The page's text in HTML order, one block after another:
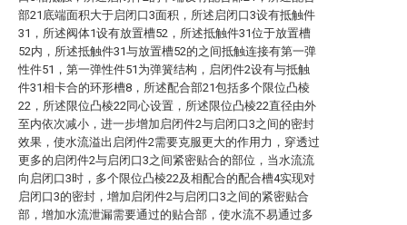
部21底端面积大于启闭口3面积，所述启闭口3设有抵触件
31，所述阀体1设有放置槽52，所述抵触件31位于放置槽
52内，所述抵触件31与放置槽52的之间抵触连接有第一弹
性件51，第一弹性件51为弹簧结构，启闭件2设有与抵触
件31相卡合的环形槽8，所述配合部21包括多个限位凸棱
22，所述限位凸棱22同心设置，所述限位凸棱22直径由外
至内依次减小，进一步增加启闭件2与启闭口3之间的密封
效果，使水流溢出启闭件2需要克服更大的作用力，穿透过
更多的启闭件2与启闭口3之间紧密贴合的部位，当水流流
向启闭口3时，多个限位凸棱22及相配合的配合槽4实现对
启闭口3的密封，增加启闭件2与启闭口3之间的紧密贴合
部，增加水流泄漏需要通过的贴合部，使水流不易通过多